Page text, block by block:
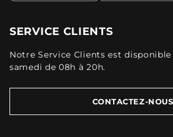
SERVICE CLIENTS
Notre Service Clients est
samedi de 08h à 20h.
CONTACTEZ-NOUS